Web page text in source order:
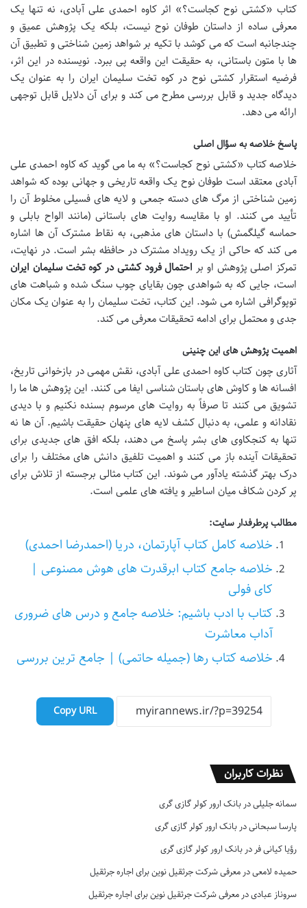
کتاب «کشتی نوح کجاست؟» اثر کاوه احمدی علی آبادی، نه تنها یک
معرفی ساده از داستان طوفان نوح نیست، بلکه یک پژوهش عمیق و
چندجانبه است که می کوشد با تکیه بر شواهد زمین شناختی و تطبیق آن
ها با متون باستانی، به حقیقت این واقعه پی ببرد. نویسنده در این اثر،
فرضیه استقرار کشتی نوح در کوه تخت سلیمان ایران را به عنوان یک
دیدگاه جدید و قابل بررسی مطرح می کند و برای آن دلایل قابل توجهی
ارائه می دهد.
پاسخ خلاصه به سؤال اصلی
خلاصه کتاب «کشتی نوح کجاست؟» به ما می گوید که کاوه احمدی علی
آبادی معتقد است طوفان نوح یک واقعه تاریخی و جهانی بوده که شواهد
زمین شناختی از مرگ های دسته جمعی و لایه های فسیلی مخلوط آن را
تأیید می کنند. او با مقایسه روایت های باستانی (مانند الواح بابلی و
حماسه گیلگمش) با داستان های مذهبی، به نقاط مشترک آن ها اشاره
می کند که حاکی از یک رویداد مشترک در حافظه بشر است. در نهایت،
تمرکز اصلی پژوهش او بر احتمال فرود کشتی در کوه تخت سلیمان ایران
است، جایی که به شواهدی چون بقایای چوب سنگ شده و شباهت های
توپوگرافی اشاره می شود. این کتاب، تخت سلیمان را به عنوان یک مکان
جدی و محتمل برای ادامه تحقیقات معرفی می کند.
اهمیت پژوهش های این چنینی
آثاری چون کتاب کاوه احمدی علی آبادی، نقش مهمی در بازخوانی تاریخ،
افسانه ها و کاوش های باستان شناسی ایفا می کنند. این پژوهش ها ما را
تشویق می کنند تا صرفاً به روایت های مرسوم بسنده نکنیم و با دیدی
نقادانه و علمی، به دنبال کشف لایه های پنهان حقیقت باشیم. آن ها نه
تنها به کنجکاوی های بشر پاسخ می دهند، بلکه افق های جدیدی برای
تحقیقات آینده باز می کنند و اهمیت تلفیق دانش های مختلف را برای
درک بهتر گذشته یادآور می شوند. این کتاب مثالی برجسته از تلاش برای
پر کردن شکاف میان اساطیر و یافته های علمی است.
مطالب پرطرفدار سایت:
خلاصه کامل کتاب آپارتمان، دریا (احمدرضا احمدی)
خلاصه جامع کتاب ابرقدرت های هوش مصنوعی |
کای فولی
کتاب با ادب باشیم: خلاصه جامع و درس های ضروری
آداب معاشرت
خلاصه کتاب رها (جمیله حاتمی) | جامع ترین بررسی
Copy URL
نظرات کاربران
سمانه جلیلیدر بانک ارور کولر گازی گری
پارسا سبحانیدر بانک ارور کولر گازی گری
رؤیا کیانی فر در بانک ارور کولر گازی گری
حمیده لامعیدر معرفی شرکت جرثقیل نوین برای اجاره جرثقیل
سروناز عبادیدر معرفی شرکت جرثقیل نوین برای اجاره جرثقیل